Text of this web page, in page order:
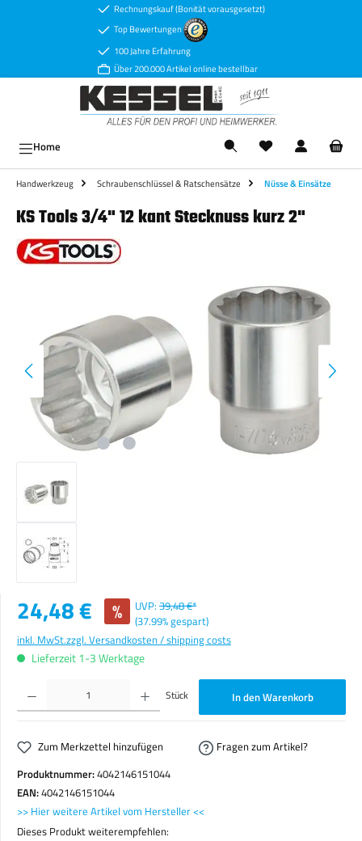
Zum Hauptinhalt springenRechnungskauf (Bonität vorausgesetzt)
Top Bewertungen
100 Jahre Erfahrung
Über 200.000 Artikel online bestellbar
Home
Handwerkzeug Schraubenschlüssel & Ratschensätze Nüsse & Einsätze
KS Tools 3/4" 12 kant Stecknuss kurz 2"
Verkaufspreis:
24,48 € % UVP: 39,48 €*
(37.99% gespart)
inkl. MwSt.zzgl. Versandkosten / shipping costs
Lieferzeit 1-3 Werktage
Produkt Anzahl: Gib den gewünschten Wert ein oder benutze die Schaltflächen um die Anzahl zu
Stück In den Warenkorb
Zum Merkzettel hinzufügen
Fragen zum Artikel?
Produktnummer:4042146151044
EAN:4042146151044
>> Hier weitere Artikel vom Hersteller <<
Dieses Produkt weiterempfehlen: